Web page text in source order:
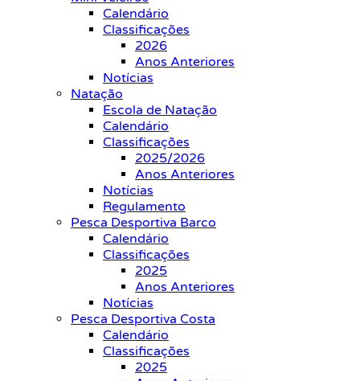
Calendário
Classificações
2026
Anos Anteriores
Notícias
Natação
Escola de Natação
Calendário
Classificações
2025/2026
Anos Anteriores
Notícias
Regulamento
Pesca Desportiva Barco
Calendário
Classificações
2025
Anos Anteriores
Notícias
Pesca Desportiva Costa
Calendário
Classificações
2025